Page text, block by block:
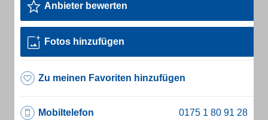
Anbieter bewerten
Fotos hinzufügen
Zu meinen Favoriten hinzufügen
Mobiltelefon